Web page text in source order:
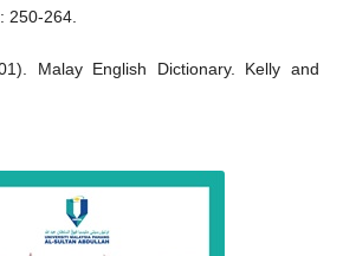
250-264.
Malay English Dictionary. Kelly and